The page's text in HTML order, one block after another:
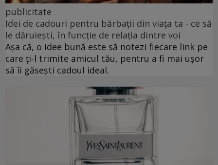
publicitate
Idei de cadouri pentru bărbații din viața ta - ce să
le dăruiești, în funcție de relația dintre voi
Așa că, o idee bună este să notezi fiecare link pe
care ți-l trimite amicul tău, pentru a fi mai ușor
să îi găsești cadoul ideal.